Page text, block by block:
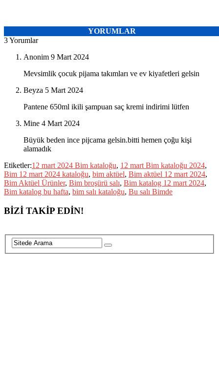
YORUMLAR
3 Yorumlar
Anonim 9 Mart 2024
Mevsimlik çocuk pijama takımları ve ev kiyafetleri gelsin
Beyza 5 Mart 2024
Pantene 650ml ikili şampuan saç kremi indirimi lütfen
Mine 4 Mart 2024
Büyük beden ince pijcama gelsin.bitti hemen çoğu kişi
alamadık
Etiketler:12 mart 2024 Bim kataloğu, 12 mart Bim kataloğu 2024,
Bim 12 mart 2024 kataloğu, bim aktüel, Bim aktüel 12 mart 2024,
Bim Aktüel Ürünler, Bim broşürü salı, Bim katalog 12 mart 2024,
Bim katalog bu hafta, bim salı kataloğu, Bu salı Bimde
BİZİ TAKİP EDİN!